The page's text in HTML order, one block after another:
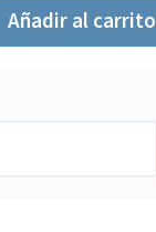
Añadir al carrito